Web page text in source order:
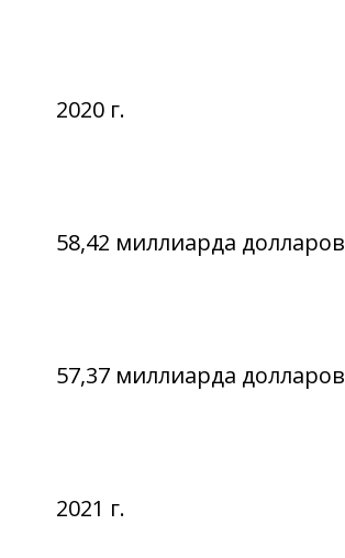
2020 г.
58,42 миллиарда долларов
57,37 миллиарда долларов
2021 г.